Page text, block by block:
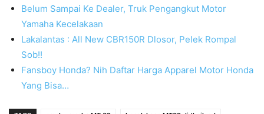
Belum Sampai Ke Dealer, Truk Pengangkut Motor
Yamaha Kecelakaan
Lakalantas : All New CBR150R Dlosor, Pelek Rompal
Sob!!
Fansboy Honda? Nih Daftar Harga Apparel Motor Honda
Yang Bisa…